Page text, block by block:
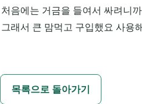
처음에는 거금을 들여서 싸려니
그래서 큰 맘먹고 구입했요 사용
목록으로 돌아가기